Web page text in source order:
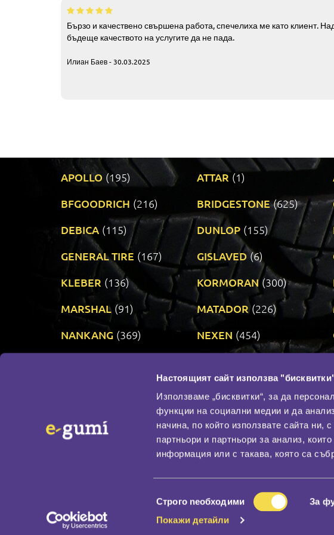
Настоящият сайт използва
Използваме „бисквитки“, за да
функции на социални медии и да
начина, по който използвате сайта ни,
партньори и партньори за анализ,
информация или с такава, която са
на
съгласие
Строго nеобходими За
Покажи детайли
Бързо и качествено свършена работа, спечелиха ме като клиент.
бъдеще качеството на услугите да не пада.
Илиан Баев - 30.03.2025
APOLLO (195) ATTAR (1)
BFGOODRICH (216) BRIDGESTONE (625)
DEBICA (115) DUNLOP (155)
GENERAL TIRE (167) GISLAVED (6)
KLEBER (136) KORMORAN (300)
MARSHAL (91) MATADOR (226)
NANKANG (369) NEXEN (454)
По бранд
Промотирани гуми
Доставка и плащане
Политика за поверителност